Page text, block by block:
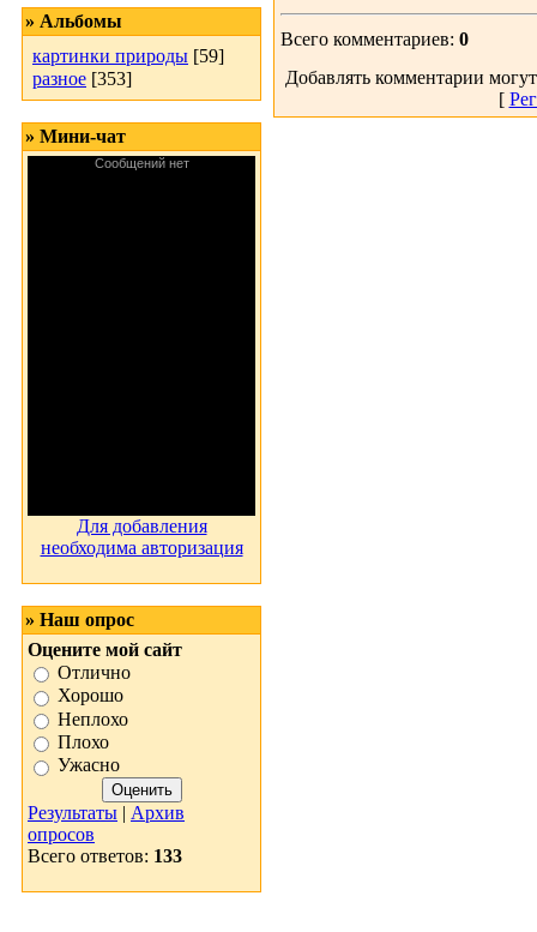
» Альбомы
картинки природы [59]
разное [353]
» Мини-чат
Для добавления
необходима авторизация
» Наш опрос
Оцените мой сайт
Отлично
Хорошо
Неплохо
Плохо
Ужасно
Результаты | Архив
опросов
Всего ответов: 133
Всего комментариев: 0
Добавлять комментарии
[